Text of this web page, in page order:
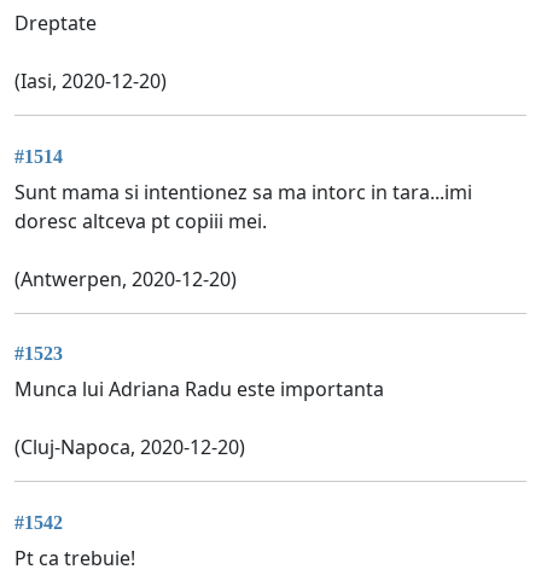
Dreptate
(Iasi, 2020-12-20)
#1514
Sunt mama si intentionez sa ma intorc in tara...imi
doresc altceva pt copiii mei.
(Antwerpen, 2020-12-20)
#1523
Munca lui Adriana Radu este importanta
(Cluj-Napoca, 2020-12-20)
#1542
Pt ca trebuie!